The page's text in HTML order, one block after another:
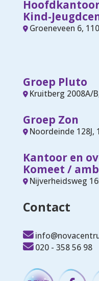
Kind-
Groeneveen 6,
Groep Pluto
Kruitberg 2008A/
Groep Zon
Noordeinde 128J,
Kantoor en
Komeet /
Nijverheidsweg
Contact
020 - 358 56 98